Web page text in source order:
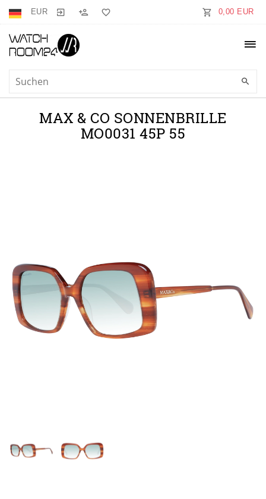
EUR 0,00 EUR
MAX & CO SONNENBRILLE
MO0031 45P 55